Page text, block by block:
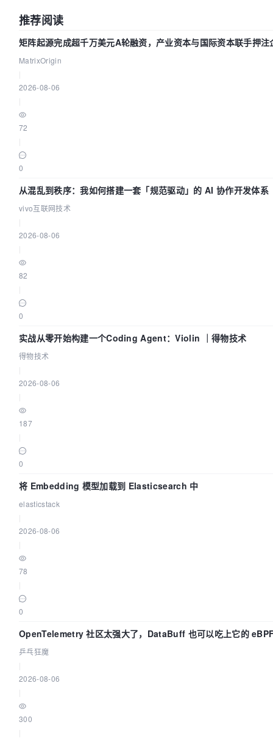
推荐阅读
矩阵起源完成超千万美元A轮融资，产业资本与国际资本联手押
MatrixOrigin
2026-08-06
72
0
从混乱到秩序：我如何搭建一套「规范驱动」的 AI 协作开发体系
vivo互联网技术
2026-08-06
82
0
实战从零开始构建一个Coding Agent：Violin ｜得物技术
得物技术
2026-08-06
187
0
将 Embedding 模型加载到 Elasticsearch 中
elasticstack
2026-08-06
78
0
OpenTelemetry 社区太强大了，DataBuff 也可以吃上它的
乒乓狂魔
2026-08-06
300